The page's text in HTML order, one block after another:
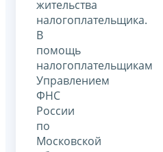
жительства
налогоплательщика.
В
помощь
налогоплательщикам
Управлением
ФНС
России
по
Московской